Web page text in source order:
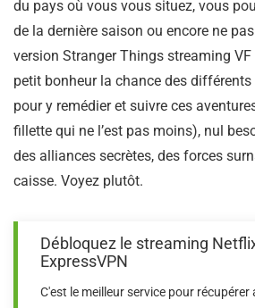
du pays où vous vous situez, vous
de la dernière saison ou encore ne
version Stranger Things streaming VF
petit bonheur la chance des
pour y remédier et suivre ces
fillette qui ne l’est pas moins), nul
des alliances secrètes, des forces
caisse. Voyez plutôt.
Débloquez le streaming
ExpressVPN
C'est le meilleur service pour récupérer